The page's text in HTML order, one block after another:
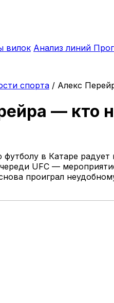
вилок Анализ линий
спорта / Алекс
— кто
в Катаре
UFC —
проиграл